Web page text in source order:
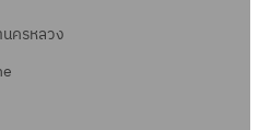
ครหลวง